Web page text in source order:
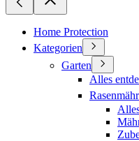
Home Protection
Kategorien
Garten
Alles